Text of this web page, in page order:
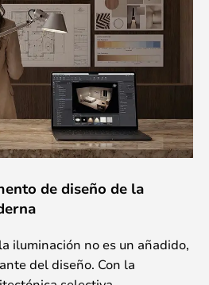
de diseño de la
iluminación no es un añadido,
del diseño. Con la